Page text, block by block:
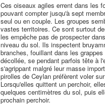
Ces oiseaux agiles errent dans les
pouvant compter jusqu'à sept
seul ou en couple. Les groupes
vastes territoires. Ce sont surtout
les empêche pas de prospecter
niveau du sol. Ils inspectent
branches, fouillant dans les
décollée, se pendant parfois tête à
s'agrippant malgré leur masse
pirolles de Ceylan préfèrent voler
Lorsqu'elles quittent un perchoir,
quelques centimètres du sol, puis
prochain perchoir.